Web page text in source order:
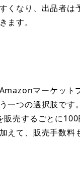
くなり、出品者は
ます。
マーケット
一つの選択肢です
販売するごとに
えて、販売手数料